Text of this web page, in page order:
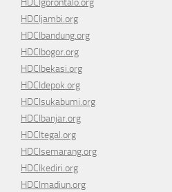
HDCIgorontalo.org
HDCIjambi.org
HDCIbandung.org
HDCIbogor.org
HDCIbekasi.org
HDCIdepok.org
HDCIsukabumi.org
HDCIbanjar.org
HDCItegal.org
HDCIsemarang.org
HDCIkediri.org
HDCImadiun.org